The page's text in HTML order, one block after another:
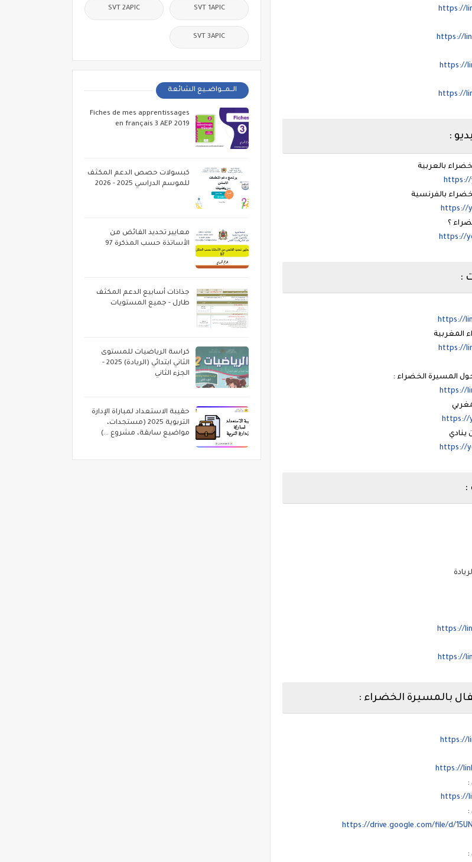
https://
https://
https://
https://
:
بالعربية
https://
بالفرنسية
https://
؟
https://
:
https://
المغربية
https://
المسيرة الخضراء :
https://
https://
https://
:
https://
https://
بالمسيرة الخضراء :
https://
https://
:
https://
:
https://drive.google.com/file/d/
:
SVT 1APIC
SVT 2APIC
SVT 3APIC
الــمـــواضــيع الشائعة
Fiches de mes apprentissages
en français 3 AEP 2019
كبسولات حصص الدعم المكثف
للموسم الدراسي 2025 - 2026
معايير تحديد الفائض من
الأساتذة حسب المذكرة 97
جذاذات أسابيع الدعم المكثف
طارل - جميع المستويات
كراسة الرياضيات للمستوى
الثاني ابتدائي (الريادة) 2025 -
الجزء الثاني
حقيبة الاستعداد لمباراة الإدارة
التربوية 2025 (مستجدات،
مواضيع سابقة، مشروع ...)